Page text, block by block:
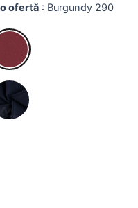
ofertă : Burgundy 290